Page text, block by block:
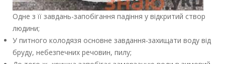
Одне з її завдань-запобігання падіння у відкритий створ
людини;
У питного колодязя основне завдання-захищати воду від
бруду, небезпечних речовин, пилу;